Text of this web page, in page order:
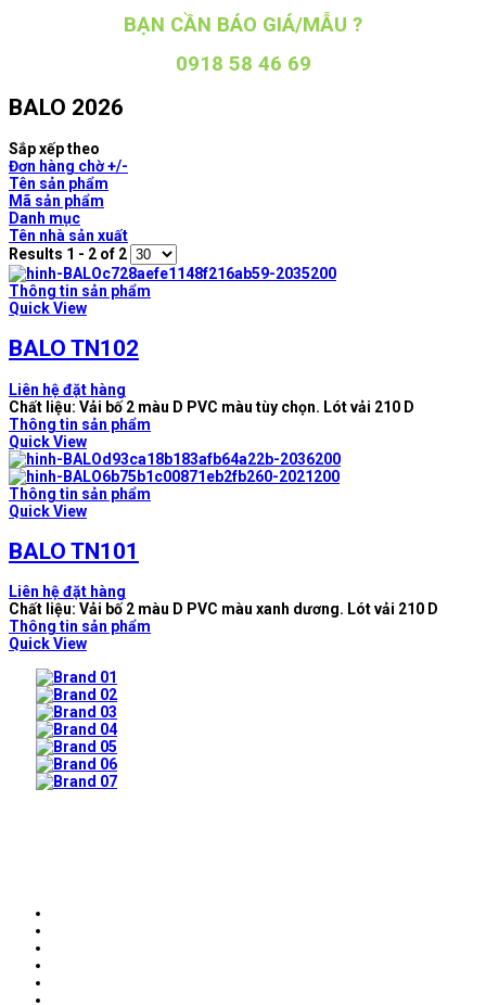
BẠN CẦN BÁO GIÁ/MẪU ?
0918 58 46 69
BALO 2026
Sắp xếp theo
Đơn hàng chờ +/-
Tên sản phẩm
Mã sản phẩm
Danh mục
Tên nhà sản xuất
Results 1 - 2 of 2
Thông tin sản phẩm
Quick View
BALO TN102
Liên hệ đặt hàng
Chất liệu: Vải bố 2 màu D PVC màu tùy chọn. Lót vải 210 D
Thông tin sản phẩm
Quick View
Thông tin sản phẩm
Quick View
BALO TN101
Liên hệ đặt hàng
Chất liệu: Vải bố 2 màu D PVC màu xanh dương. Lót vải 210 D
Thông tin sản phẩm
Quick View